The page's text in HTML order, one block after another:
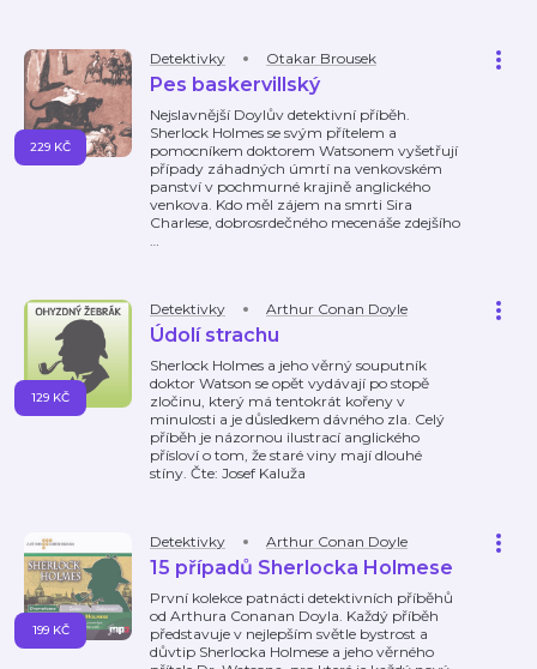
Detektivky Otakar Brousek
Pes baskervillský
Nejslavnější Doylův detektivní příběh.
Sherlock Holmes se svým přítelem a
pomocníkem doktorem Watsonem vyšetřují
případy záhadných úmrtí na venkovském
panství v pochmurné krajině anglického
venkova. Kdo měl zájem na smrti Sira
Charlese, dobrosrdečného mecenáše zdejšího
…
229 KČ
Detektivky Arthur Conan Doyle
Údolí strachu
Sherlock Holmes a jeho věrný souputník
doktor Watson se opět vydávají po stopě
zločinu, který má tentokrát kořeny v
minulosti a je důsledkem dávného zla. Celý
příběh je názornou ilustrací anglického
přísloví o tom, že staré viny mají dlouhé
stíny. Čte: Josef Kaluža
129 KČ
Detektivky Arthur Conan Doyle
15 případů Sherlocka Holmese
První kolekce patnácti detektivních příběhů
od Arthura Conanan Doyla. Každý příběh
představuje v nejlepším světle bystrost a
důvtip Sherlocka Holmese a jeho věrného
199 KČ